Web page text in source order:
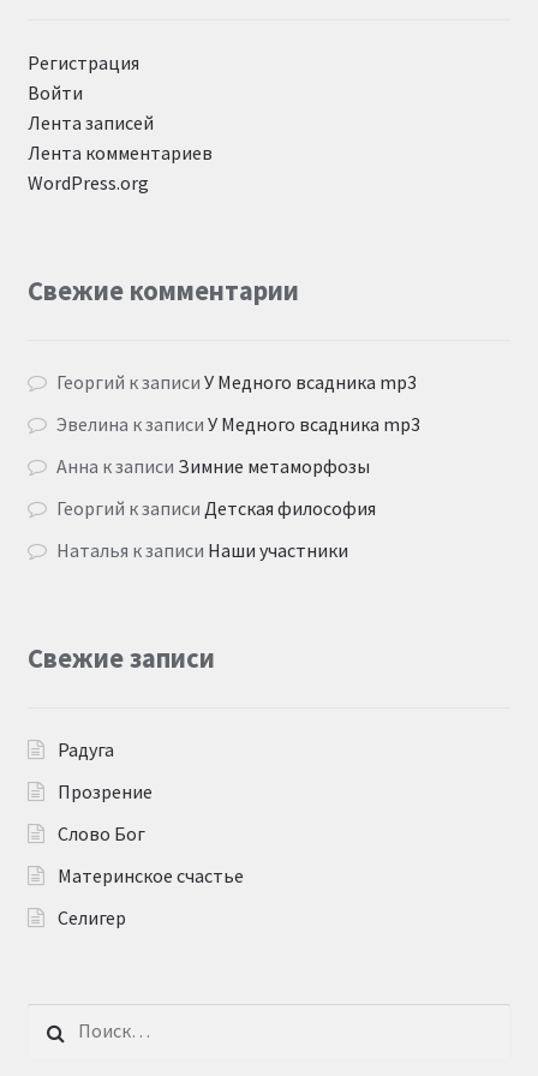
Регистрация
Войти
Лента записей
Лента комментариев
WordPress.org
Свежие комментарии
Георгий к записиУ Медного всадника mp3
Эвелина к записиУ Медного всадника mp3
Анна к записи Зимние метаморфозы
Георгий к записи Детская философия
Наталья к записи Наши участники
Свежие записи
Радуга
Прозрение
Слово Бог
Материнское счастье
Селигер
Найти: